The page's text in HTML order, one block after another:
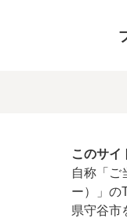
このサイ
自称「ご
ー）」の
県守谷市